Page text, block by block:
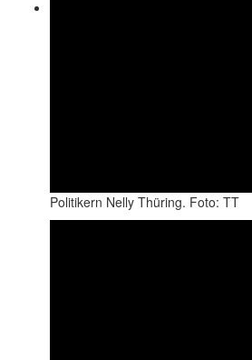
Politikern Nelly Thüring. Foto: TT